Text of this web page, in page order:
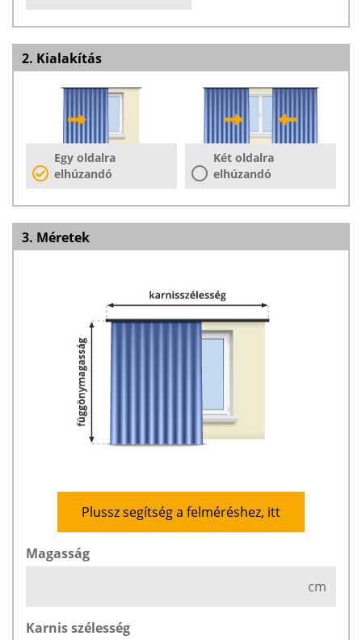
2. Kialakítás
Egy oldalra
elhúzandó
Két oldalra
elhúzandó
3. Méretek
Plussz segítség a felméréshez, itt
Magasság
cm
Karnis szélesség